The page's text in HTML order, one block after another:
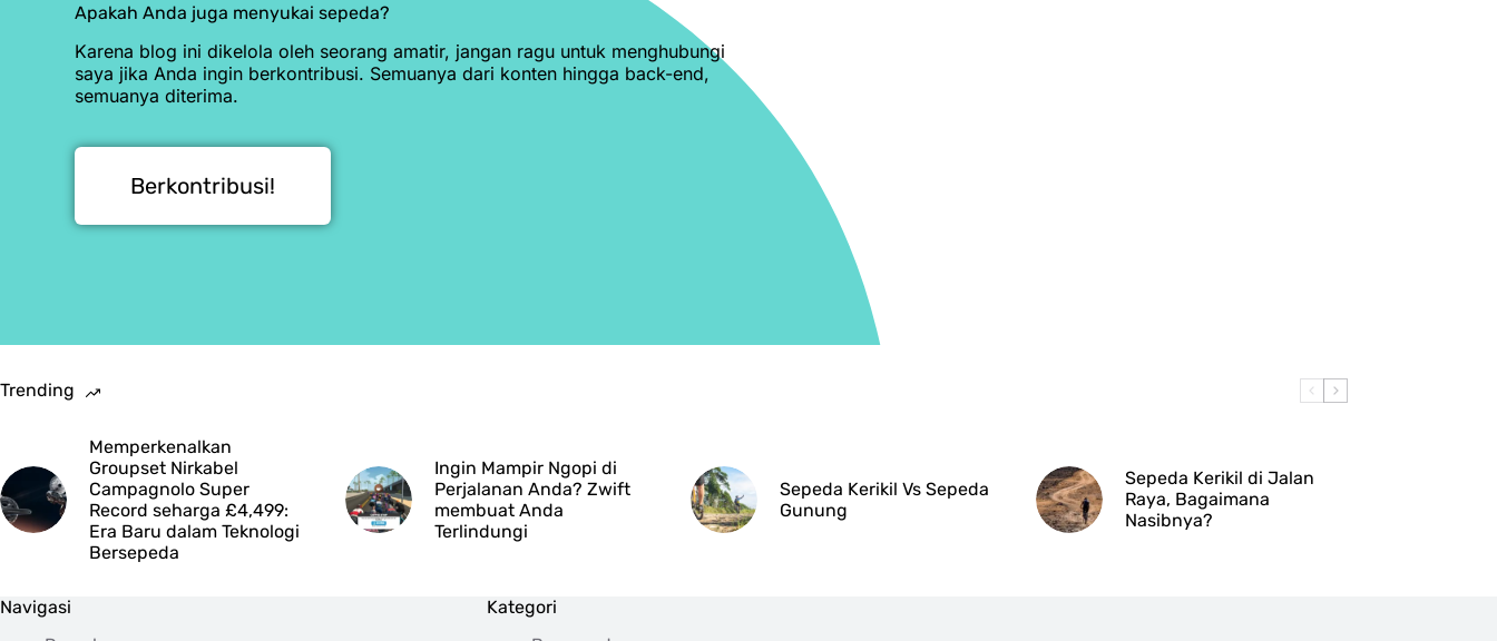
Apakah Anda juga menyukai sepeda?
Karena blog ini dikelola oleh seorang amatir, jangan ragu untuk menghubungi
saya jika Anda ingin berkontribusi. Semuanya dari konten hingga back-end,
semuanya diterima.
Berkontribusi!
Trending
Memperkenalkan
Groupset Nirkabel
Campagnolo Super
Record seharga £4,499:
Era Baru dalam Teknologi
Bersepeda
Ingin Mampir Ngopi di
Perjalanan Anda? Zwift
membuat Anda
Terlindungi
Sepeda Kerikil Vs Sepeda
Gunung
Sepeda Kerikil di Jalan
Raya, Bagaimana
Nasibnya?
Navigasi
Kategori